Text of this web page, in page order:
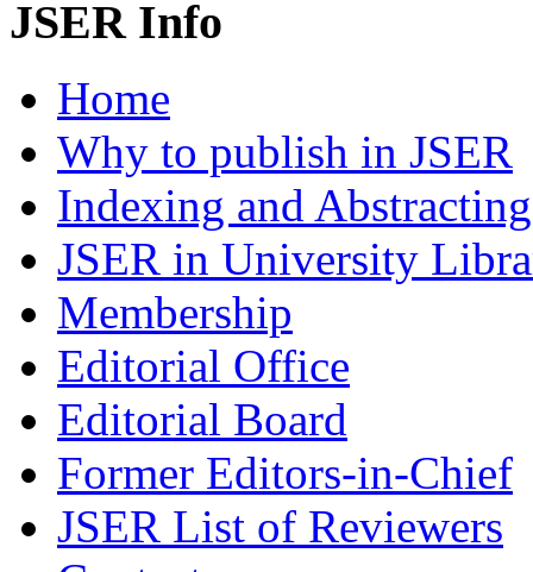
JSER Info
Home
Why to publish in JSER
Indexing and Abstracting
JSER in University
Membership
Editorial Office
Editorial Board
Former Editors-in-Chief
JSER List of Reviewers